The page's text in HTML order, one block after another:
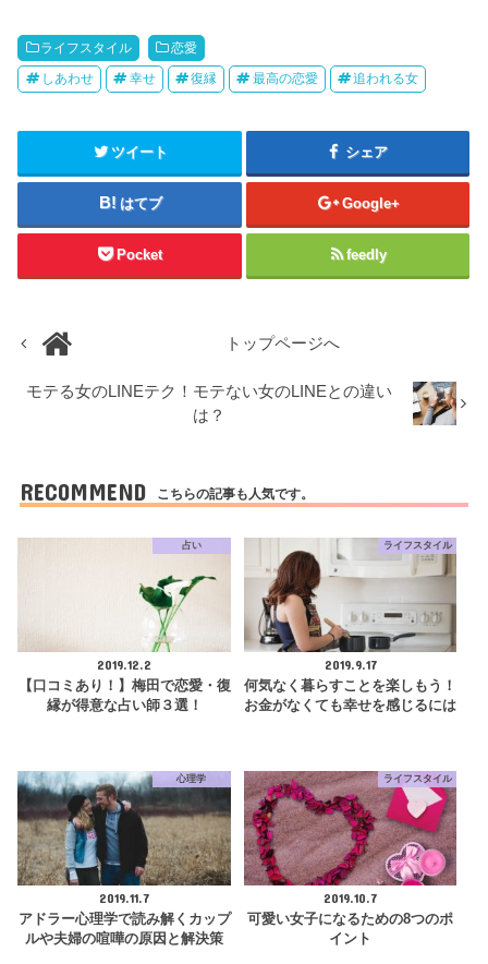
ライフスタイル 恋愛
しあわせ 幸せ 復縁 最高の恋愛 追われる女
ツイート シェア
はてブ Google+
Pocket feedly
トップページへ
モテる女のLINEテク！モテない女のLINEとの違い
は？
RECOMMEND こちらの記事も人気です。
占い
2019.12.2
【口コミあり！】梅田で恋愛・復
縁が得意な占い師３選！
ライフスタイル
2019.9.17
何気なく暮らすことを楽しもう！
お金がなくても幸せを感じるには
心理学
2019.11.7
アドラー心理学で読み解くカップ
ルや夫婦の喧嘩の原因と解決策
ライフスタイル
2019.10.7
可愛い女子になるための8つのポ
イント